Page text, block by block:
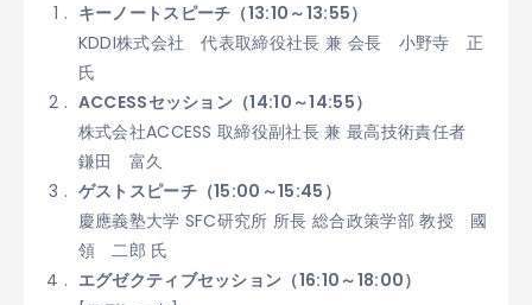
キーノートスピーチ（13:10～13:55）
KDDI株式会社 代表取締役社長 兼 会長 小野寺 正
氏
ACCESSセッション（14:10～14:55）
株式会社ACCESS 取締役副社長 兼 最高技術責任者
鎌田 富久
ゲストスピーチ（15:00～15:45）
慶應義塾大学 SFC研究所 所長 総合政策学部 教授 國
領 二郎 氏
エグゼクティブセッション（16:10～18:00）